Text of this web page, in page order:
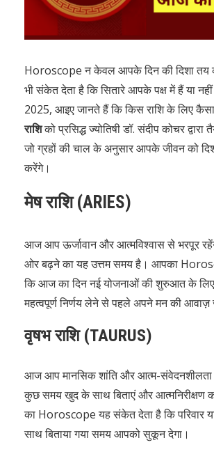
Horoscope न केवल आपके दिन की दिशा तय
भी संकेत देता है कि सितारे आपके पक्ष में हैं या
2025, आइए जानते हैं कि किस राशि के लिए
राशिको प्रसिद्ध ज्योतिषी डॉ. संदीप कोचर द्वारा
जो ग्रहों की चाल के अनुसार आपके जीवन को
करेंगे।
मेष राशि (ARIES)
आज आप ऊर्जावान और आत्मविश्वास से भरपूर
ओर बढ़ने का यह उत्तम समय है। आपका
कि आज का दिन नई योजनाओं की शुरुआत के
महत्वपूर्ण निर्णय लेने से पहले अपने मन की
वृषभ राशि (TAURUS)
आज आप मानसिक शांति और आत्म-
कुछ समय खुद के साथ बिताएं और
का Horoscope यह संकेत देता है कि परिवार
साथ बिताया गया समय आपको सुकून देगा।